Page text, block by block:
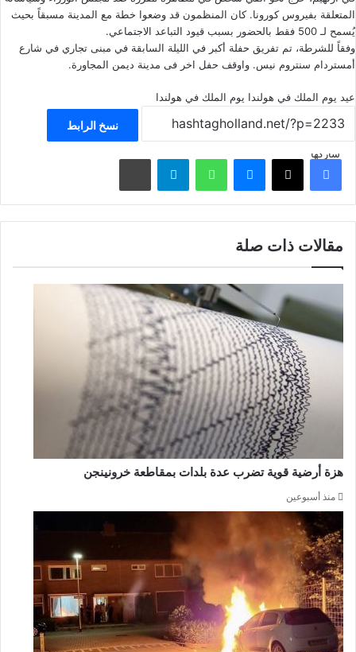
المتعلقة بفيروس كورونا. كان المنظمون قد وضعوا خطة مع المدينة مسبقاً بحيث
يُسمح لـ 500 فقط بالحضور بسبب قيود التباعد الاجتماعي.
وفقاً للشرطة، تم تفريق حفلة أكبر في الليلة السابقة في مبنى تجاري في شارع
أمستردام سنتروم نيس. واوقف حفل اخر فى مدينة ديمن المجاورة.
عيد يوم الملك في هولندا يوم الملك في هولندا
نسخ الرابط
شاركهافيسبوك ‫X ماسنجر واتساب تيلقرام مشاركة عبر البريد
مقالات ذات صلة
هزة أرضية قوية تضرب عدة بلدات بمقاطعة خرونينجن
منذ أسبوعين